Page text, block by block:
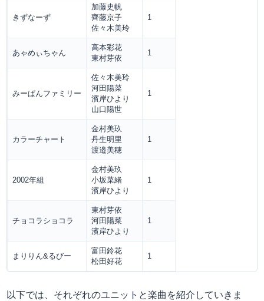
きずなーず
加藤史帆
齊藤京子
佐々木美玲
1
あゃめぃちゃん
高本彩花
東村芽依
1
みーぱんファミリー
佐々木美玲
河田陽菜
濱岸ひより
山口陽世
1
カラーチャート
金村美玖
丹生明里
渡邉美穂
1
2002年組
金村美玖
小坂菜緒
濱岸ひより
1
チョコラショコラ
東村芽依
河田陽菜
濱岸ひより
1
まりりん&るびー
富田鈴花
松田好花
1
以下では、それぞれのユニットと楽曲を紹介していきま